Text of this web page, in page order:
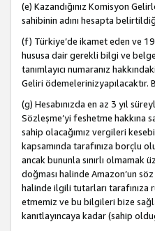
(e) Kazandığınız Komisyon
sahibinin adını hesapta
(f) Türkiye’de ikamet eden ve
hususa dair gerekli bilgi ve
tanımlayıcı numaranız
Geliri
(g) Hesabınızda en az 3 yıl
Sözleşme’yi feshetme hakkına
sahip olacağımız vergileri
kapsamında tarafınıza borçlu
ancak bununla sınırlı
doğması halinde Amazon’un
halinde ilgili tutarları
etmemiz ve bu bilgileri bize
kanıtlayıncaya kadar (sahip